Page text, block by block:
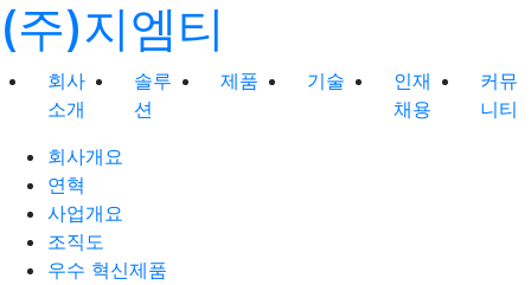
(주)지엠티
회사
소개
솔루
션
제품 기술
인재
채용
커뮤
니티
회사개요
연혁
사업개요
조직도
우수 혁신제품